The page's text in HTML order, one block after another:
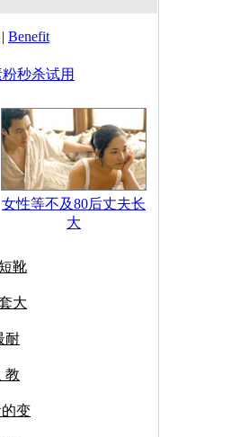
| Benefit
粉秒杀试用
女性等不及80后丈夫长
大
靴
大
耐
教
变